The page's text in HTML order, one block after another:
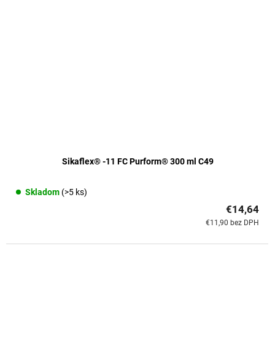
Sikaflex® -11 FC Purform® 300 ml C49
Skladom (>5 ks)
€11,90 bez DPH
€14,64